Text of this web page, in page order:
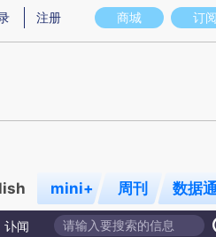
图存在偏差。不代表财新观点和立场。
商城 订阅
注册
mini+ 周刊 数据
讣闻